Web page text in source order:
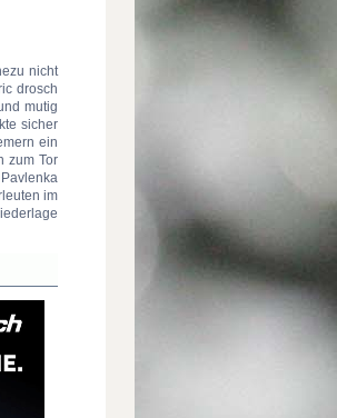
nicht
drosch
mutig
sicher
ein
zum Tor
im